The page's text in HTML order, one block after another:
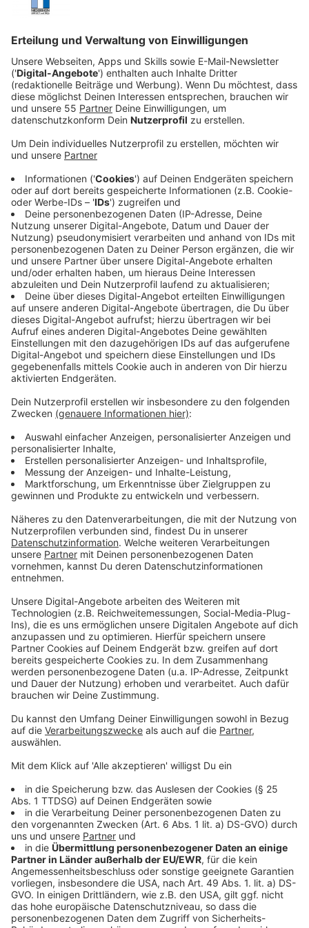
Veröffentlicht:
Anzeige
Doch bei ihr ist dann doch vieles anders. Denn sie
entwickelt Gefühle für ihre Mitschülerin Dina (Sofia
Bryant). Der Versuch, die Gefühle zu unterdrücken,
wirft sie mehr und mehr aus der Bahn. Und dann
Chaos ist vorprogrammiert und nur ihr Kumpel Stanley
(Wyatt Oleff) kann ihr eine Stütze sein.
Streaming-Dienst: Netflix
Anzeige
Wir benötigen Ihre
Zustimmung, um den YouTube
Video-Service zu laden!
Wir verwenden einen Service eines
Drittanbieters, um Videoinhalte
einzubetten. Dieser Service kann
Daten zu Ihren Aktivitäten
sammeln. Bitte lesen Sie die
Details durch und stimmen Sie der
Nutzung des Service zu, um dieses
Video anzusehen.
Mehr Informationen
Akzeptieren
Management Platform
Jugendliche Unsicherheit und unbändige Wut – im
Falle von Sid eine explosive Mischung. Das ist
manchmal verstörend, manchmal blutig.
Anzeige
© Copyright: Netflix
Sid und Dina sind beste Freundinnen. Und für Sid ein
bisschen mehr...
Anzeige
Sid kann sich nur ihrem besten Kumpel Stanley
anvertrauen. Und Stanley? Der ist auch kein normaler
Teenie...
Anzeige